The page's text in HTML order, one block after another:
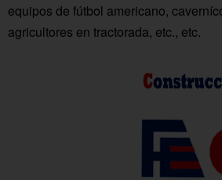
equipos de fútbol americano,
agricultores en tractorada, etc., etc.